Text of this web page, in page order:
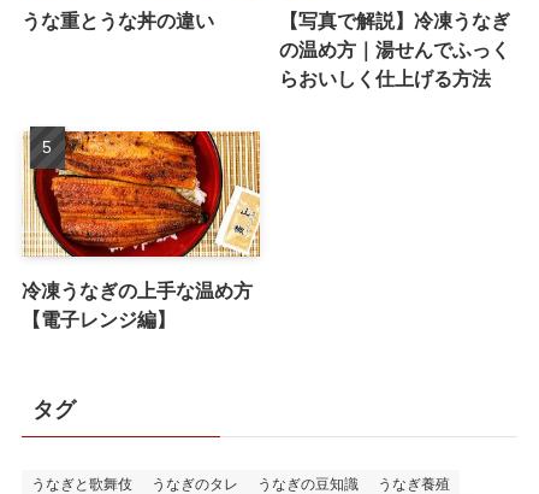
うな重とうな丼の違い
【写真で解説】冷凍うなぎ
の温め方｜湯せんでふっく
らおいしく仕上げる方法
冷凍うなぎの上手な温め方
【電子レンジ編】
タグ
うなぎと歌舞伎 うなぎのタレ うなぎの豆知識
うなぎ養殖